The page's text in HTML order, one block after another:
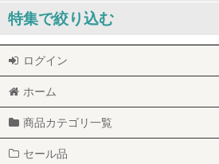
プロフェム シャンプー&コンディショナー
ハグパップ
KERRY
グルーミング用品
特集で絞り込む
セール品
訳あり商品
新商品
ログイン
ホーム
商品カテゴリ一覧
セール品